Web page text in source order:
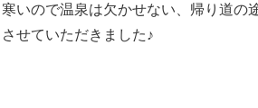
寒いので温泉は欠かせない、帰り道の
させていただきました♪